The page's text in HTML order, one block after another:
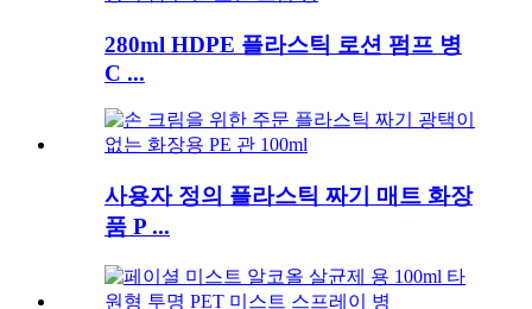
280ml HDPE 플라스틱 로션 펌프 병
C ...
사용자 정의 플라스틱 짜기 매트 화장
품 P ...